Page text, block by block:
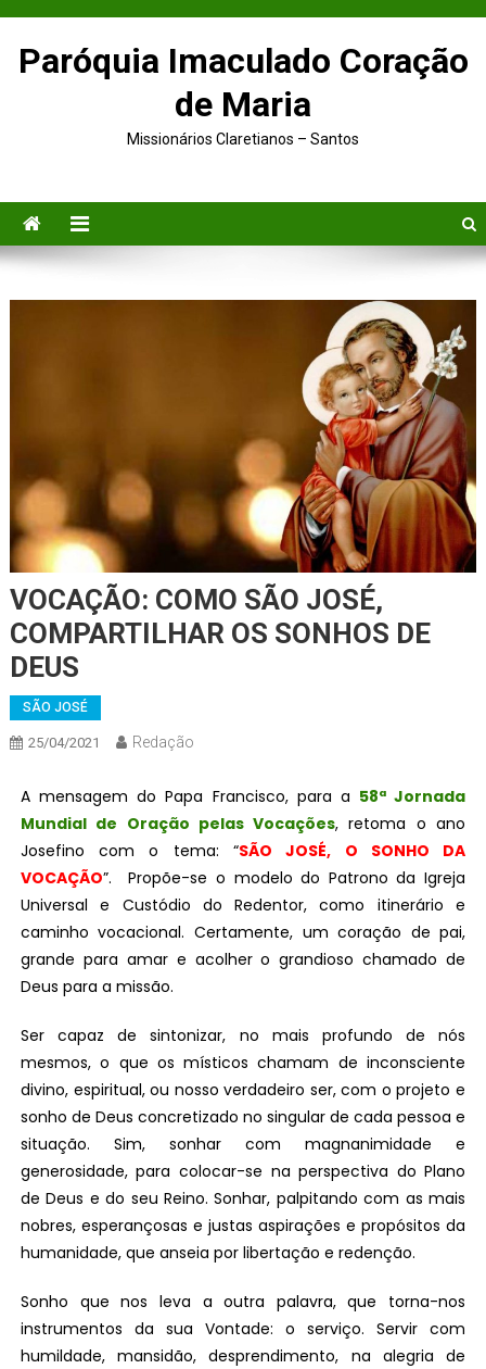
Paróquia Imaculado Coração
de Maria
Missionários Claretianos – Santos
VOCAÇÃO: COMO SÃO JOSÉ,
COMPARTILHAR OS SONHOS DE
DEUS
SÃO JOSÉ
25/04/2021 Redação
A mensagem do Papa Francisco, para a 58ª Jornada
Mundial de Oração pelas Vocações, retoma o ano
Josefino com o tema: “SÃO JOSÉ, O SONHO DA
VOCAÇÃO”. Propõe-se o modelo do Patrono da Igreja
Universal e Custódio do Redentor, como itinerário e
caminho vocacional. Certamente, um coração de pai,
grande para amar e acolher o grandioso chamado de
Deus para a missão.
Ser capaz de sintonizar, no mais profundo de nós
mesmos, o que os místicos chamam de inconsciente
divino, espiritual, ou nosso verdadeiro ser, com o projeto e
sonho de Deus concretizado no singular de cada pessoa e
situação. Sim, sonhar com magnanimidade e
generosidade, para colocar-se na perspectiva do Plano
de Deus e do seu Reino. Sonhar, palpitando com as mais
nobres, esperançosas e justas aspirações e propósitos da
humanidade, que anseia por libertação e redenção.
Sonho que nos leva a outra palavra, que torna-nos
instrumentos da sua Vontade: o serviço. Servir com
humildade, mansidão, desprendimento, na alegria de